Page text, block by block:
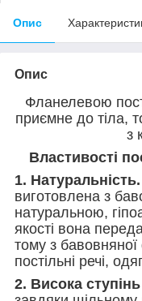
Опис
Опис
Фланелевою
приємне до тіла,
з
Властивості
1. Натуральність.
виготовлена з
натуральною,
якості вона
тому з
постільні речі,
2. Висока